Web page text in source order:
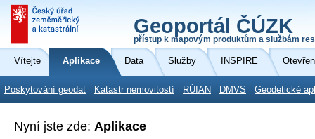
Geoportál ČÚZK
přístup k mapovým produktům a službám
Vítejte Aplikace Data Služby INSPIRE
Poskytování geodat Katastr nemovitostí RÚIAN DMVS Geodetické
Nyní jste zde: Aplikace